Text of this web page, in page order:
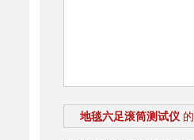
地毯六足滚筒测试仪